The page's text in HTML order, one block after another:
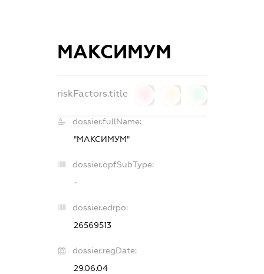
МАКСИМУМ
riskFactors.title
dossier.fullName:
"МАКСИМУМ"
dossier.opfSubType:
-
dossier.edrpo:
26569513
dossier.regDate:
29.06.04